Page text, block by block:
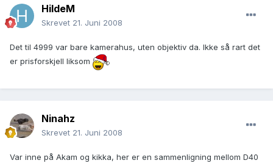
HildeM
Skrevet 21. Juni 2008
Det til 4999 var bare kamerahus, uten objektiv da. Ikke så rart det
er prisforskjell liksom
Ninahz
Skrevet 21. Juni 2008
Var inne på Akam og kikka, her er en sammenligning mellom D40